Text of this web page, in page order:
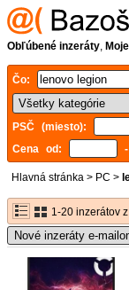
Obľúbené inzeráty,
Čo:
PSČ (miesto):
Cena od:
Hlavná stránka > PC >
1-20 inzerátov
Nové inzeráty e-